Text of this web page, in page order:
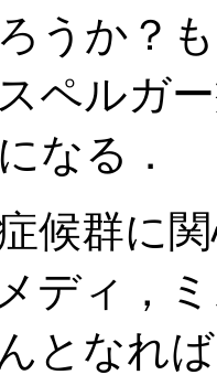
うか？
ペルガ
なる．
候群に
ディ，
となれ